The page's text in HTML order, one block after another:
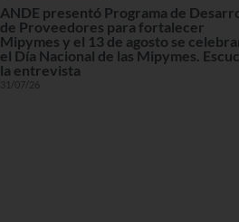
ANDE presentó Programa de
de Proveedores para fortalecer
Mipymes y el 13 de agosto se
el Día Nacional de las Mipymes.
la entrevista
31/07/26